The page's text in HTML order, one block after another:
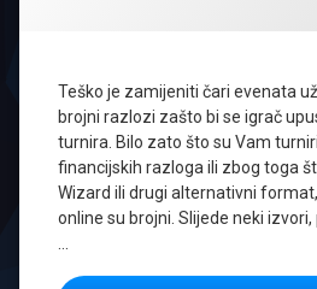
Teško je zamijeniti čari evenata
brojni razlozi zašto bi se igrač
turnira. Bilo zato što su Vam
financijskih razloga ili zbog toga
Wizard ili drugi alternativni
online su brojni. Slijede neki
Yugioh